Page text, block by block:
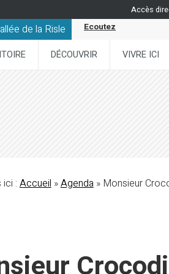
Accès
de la Risle Ecoutez
DÉCOUVRIR VIVRE ICI
ici :Accueil»Agenda» Monsieur